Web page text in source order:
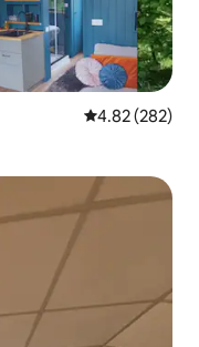
평점 4.82점(5
4.82 (282)